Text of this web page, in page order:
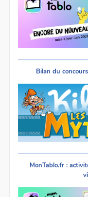
Bilan du
MonTablo.fr :